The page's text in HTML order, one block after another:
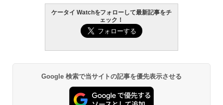
ケータイ Watchをフォローして最新記事をチ
ェック！
Google 検索で当サイトの記事を優先表示させる